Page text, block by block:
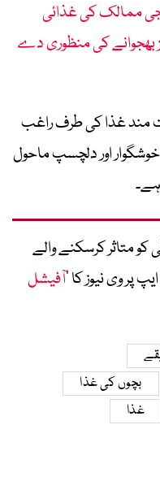
ممالک کی غذائی
نے 40 فوڈ آئٹمز بھجوانے کی منظوری دے
مند غذا کی طرف راغب
اور دلچسپ ماحول
کو متاثر کرسکنے والے
پر وی نیوز کا ’آفیشل
بچوں کی غذا
غذا